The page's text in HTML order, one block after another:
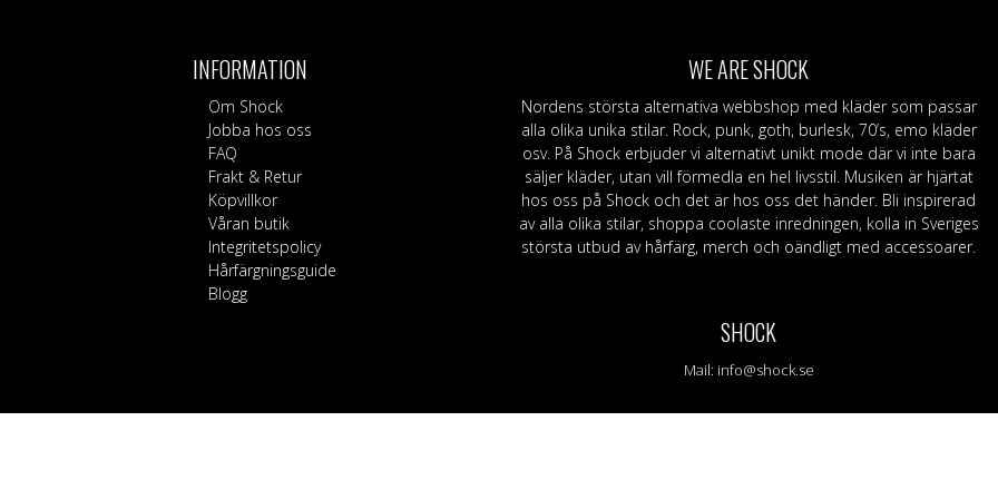
Väskor & Plånböcker
Slipsar & Hängslen
Tygmärken / Patchar
Pins
Skärp
Läder/vegan armband &
Nitar
Pins
Röd
Svart
Gul
INFORMATION
Om Shock
Jobba hos oss
FAQ
Frakt & Retur
Köpvillkor
Våran butik
Integritetspolicy
Hårfärgningsguide
Blogg
WE ARE SHOCK
Nordens största alternativa webbshop med kläder som passar
alla olika unika stilar. Rock, punk, goth, burlesk, 70’s, emo kläder
osv. På Shock erbjuder vi alternativt unikt mode där vi inte bara
säljer kläder, utan vill förmedla en hel livsstil. Musiken är hjärtat
hos oss på Shock och det är hos oss det händer. Bli inspirerad
av alla olika stilar, shoppa coolaste inredningen, kolla in Sveriges
största utbud av hårfärg, merch och oändligt med accessoarer.
SHOCK
Mail: info@shock.se